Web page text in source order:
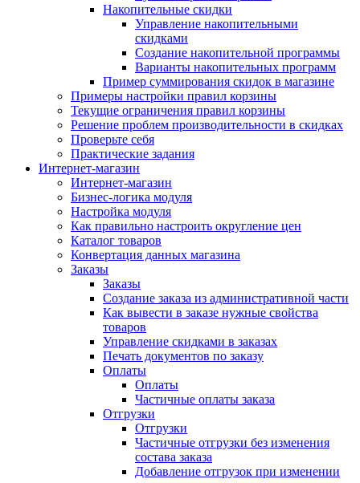
Накопительные скидки
Управление накопительными
скидками
Создание накопительной программы
Варианты накопительных программ
Пример суммирования скидок в магазине
Примеры настройки правил корзины
Текущие ограничения правил корзины
Решение проблем производительности в скидках
Проверьте себя
Практические задания
Интернет-магазин
Интернет-магазин
Бизнес-логика модуля
Настройка модуля
Как правильно настроить округление цен
Каталог товаров
Конвертация данных магазина
Заказы
Заказы
Создание заказа из административной части
Как вывести в заказе нужные свойства
товаров
Управление скидками в заказах
Печать документов по заказу
Оплаты
Оплаты
Частичные оплаты заказа
Отгрузки
Отгрузки
Частичные отгрузки без изменения
состава заказа
Добавление отгрузок при изменении